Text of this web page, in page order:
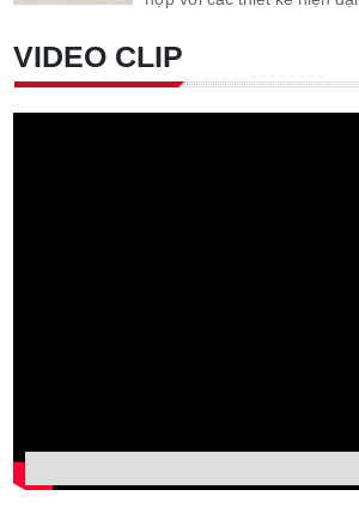
VIDEO CLIP